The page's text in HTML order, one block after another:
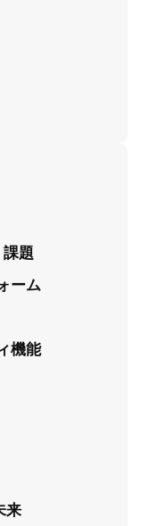
課題
ーム
機能
来